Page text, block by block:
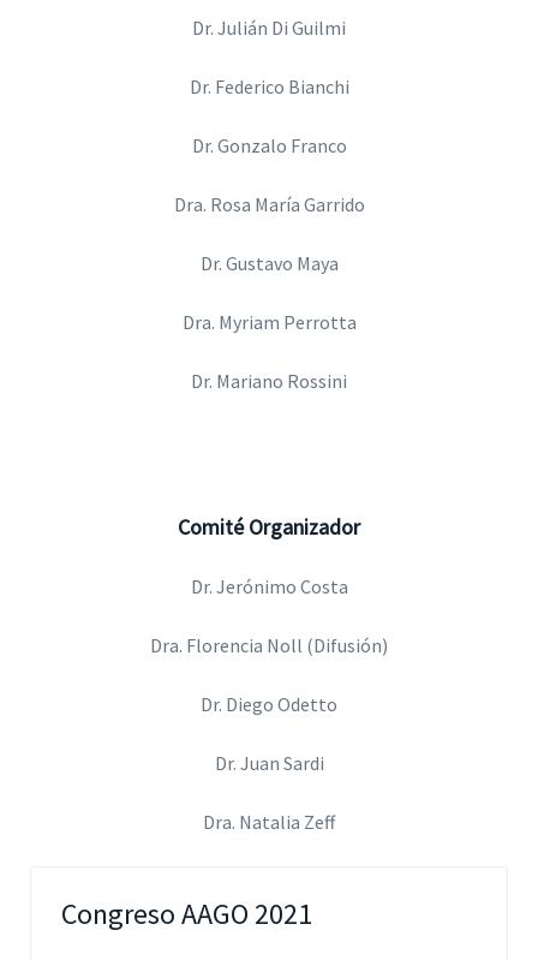
Dr. Julián Di Guilmi
Dr. Federico Bianchi
Dr. Gonzalo Franco
Dra. Rosa María Garrido
Dr. Gustavo Maya
Dra. Myriam Perrotta
Dr. Mariano Rossini
Comité Organizador
Dr. Jerónimo Costa
Dra. Florencia Noll (Difusión)
Dr. Diego Odetto
Dr. Juan Sardi
Dra. Natalia Zeff
Congreso AAGO 2021